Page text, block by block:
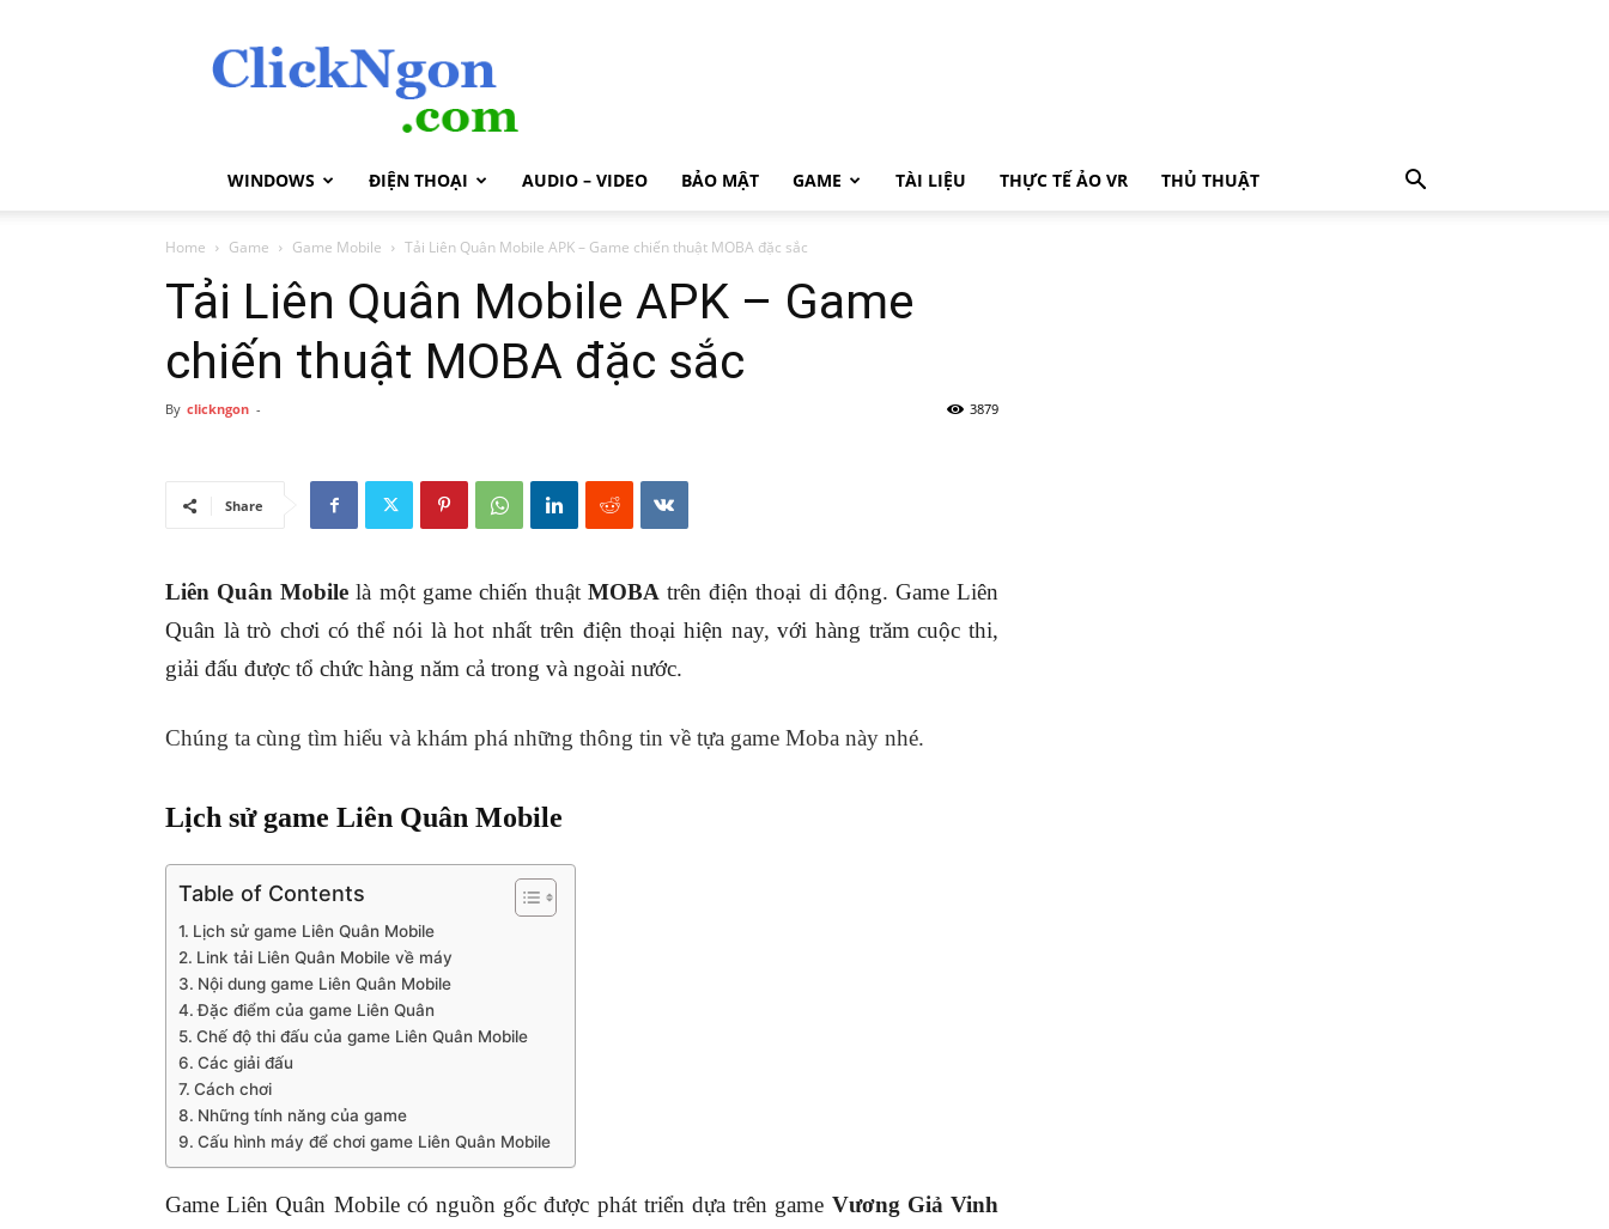
ClickNgon.com
WINDOWS ĐIỆN THOẠI AUDIO – VIDEO BẢO MẬT GAME TÀI LIỆU THỰC TẾ ẢO VR THỦ THUẬT
Home Game Game Mobile Tải Liên Quân Mobile APK – Game chiến thuật MOBA đặc sắc
Tải Liên Quân Mobile APK – Game
chiến thuật MOBA đặc sắc
By clickngon - 3879
Share
Liên Quân Mobile là một game chiến thuậtMOBA trên điện thoại di động. Game Liên
Quân là trò chơi có thể nói là hot nhất trên điện thoại hiện nay, với hàng trăm cuộc thi,
giải đấu được tổ chức hàng năm cả trong và ngoài nước.
Chúng ta cùng tìm hiểu và khám phá những thông tin về tựa game Moba này nhé.
Lịch sử game Liên Quân Mobile
Table of Contents
Lịch sử game Liên Quân Mobile
Link tải Liên Quân Mobile về máy
Nội dung game Liên Quân Mobile
Đặc điểm của game Liên Quân
Chế độ thi đấu của game Liên Quân Mobile
Các giải đấu
Cách chơi
Những tính năng của game
Cấu hình máy để chơi game Liên Quân Mobile
Game Liên Quân Mobile có nguồn gốc được phát triển dựa trên game Vương Giả Vinh